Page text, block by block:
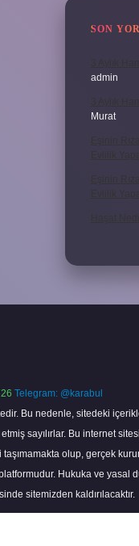
SON
3 Aylık
admin
3 Aylık
Murat
Eşinin
Evlilik
Eşinin
Evlilik
Haşat
Telegram: @karabul
Bu nedenle, sitedeki
sayılırlar. Bu internet
olup, gerçek
Hukuka ve yasal
sitemizden kaldırılacaktır.